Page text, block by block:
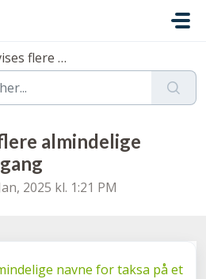
navne på én gang
almindelige
2025 kl. 1:21 PM
navne for taksa på et